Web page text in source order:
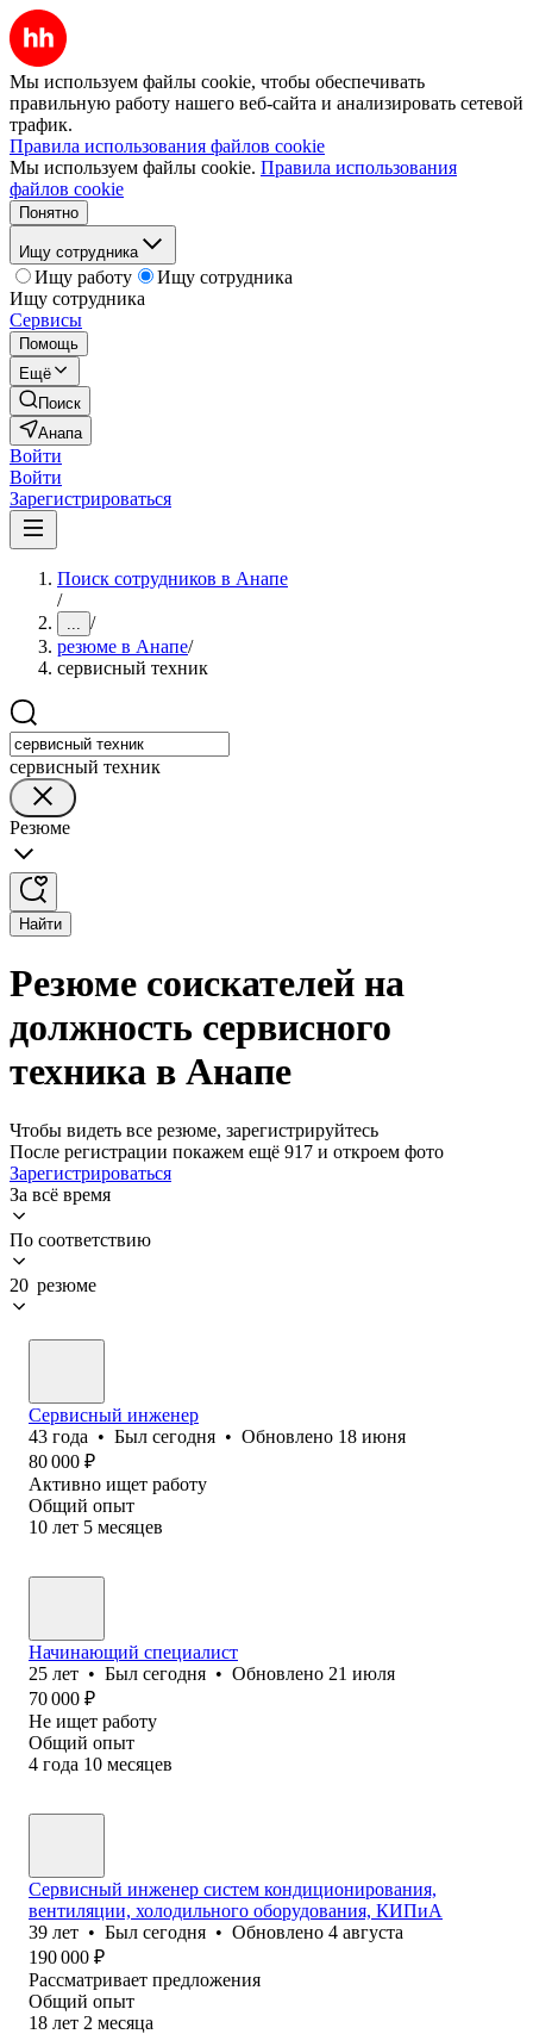
Мы используем файлы cookie, чтобы обеспечивать
правильную работу нашего веб-сайта и анализировать сетевой
трафик.
Правила использования файлов cookie
Мы используем файлы cookie. Правила использования
файлов cookie
Понятно
Ищу сотрудника
Ищу работу
Ищу сотрудника
Ищу сотрудника
Сервисы
Помощь
Ещё
Поиск
Анапа
Войти
Войти
Зарегистрироваться
Поиск сотрудников в Анапе
/
... /
резюме в Анапе/
сервисный техник
сервисный техник
Резюме
Найти
Резюме соискателей на
должность сервисного
техника в Анапе
Чтобы видеть все резюме, зарегистрируйтесь
После регистрации покажем ещё 917 и откроем фото
Зарегистрироваться
За всё время
По соответствию
20 резюме
Сервисный инженер
43 года • Был сегодня • Обновлено 18 июня
80 000 ₽
Активно ищет работу
Общий опыт
10 лет 5 месяцев
Начинающий специалист
25 лет • Был сегодня • Обновлено 21 июля
70 000 ₽
Не ищет работу
Общий опыт
4 года 10 месяцев
Сервисный инженер систем кондиционирования,
вентиляции, холодильного оборудования, КИПиА
39 лет • Был сегодня • Обновлено 4 августа
190 000 ₽
Рассматривает предложения
Общий опыт
18 лет 2 месяца